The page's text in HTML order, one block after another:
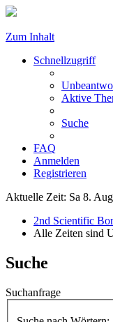
Zum Inhalt
Schnellzugriff
Aktive
Suche
FAQ
Anmelden
Registrieren
Aktuelle Zeit: Sa 8.
2nd Scientific
Alle Zeiten sind
Suche
Suchanfrage